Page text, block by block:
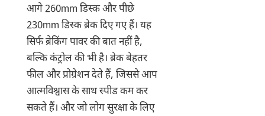
आगे 260mm डिस्क और पीछे
230mm डिस्क ब्रेक दिए गए हैं। यह
सिर्फ ब्रेकिंग पावर की बात नहीं है,
बल्कि कंट्रोल की भी है। ब्रेक बेहतर
फील और प्रोग्रेशन देते हैं, जिससे आप
आत्मविश्वास के साथ स्पीड कम कर
सकते हैं। और जो लोग सुरक्षा के लिए